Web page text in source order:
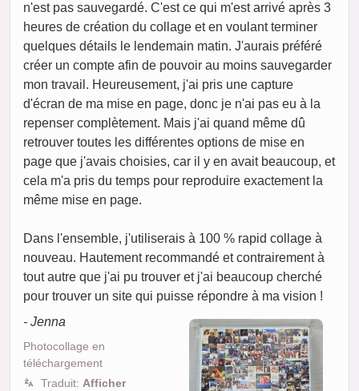
n'est pas sauvegardé. C'est ce qui m'est arrivé après 3
heures de création du collage et en voulant terminer
quelques détails le lendemain matin. J'aurais préféré
créer un compte afin de pouvoir au moins sauvegarder
mon travail. Heureusement, j'ai pris une capture
d'écran de ma mise en page, donc je n'ai pas eu à la
repenser complètement. Mais j'ai quand même dû
retrouver toutes les différentes options de mise en
page que j'avais choisies, car il y en avait beaucoup, et
cela m'a pris du temps pour reproduire exactement la
même mise en page.
Dans l'ensemble, j'utiliserais à 100 % rapid collage à
nouveau. Hautement recommandé et contrairement à
tout autre que j'ai pu trouver et j'ai beaucoup cherché
pour trouver un site qui puisse répondre à ma vision !
- Jenna
Photocollage en
téléchargement
Traduit: Afficher